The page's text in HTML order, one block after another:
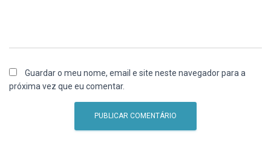
Guardar o meu nome, email e site neste navegador para a
próxima vez que eu comentar.